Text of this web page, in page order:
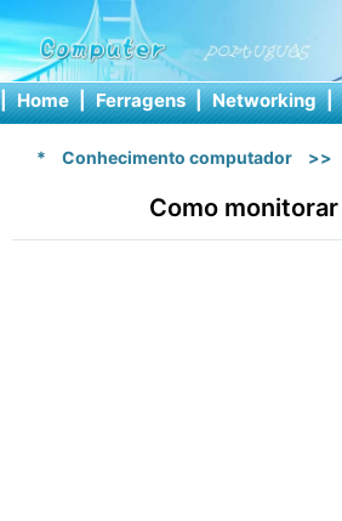
| Home | Ferragens | Networking |
* Conhecimento computador >>
Como monitorar